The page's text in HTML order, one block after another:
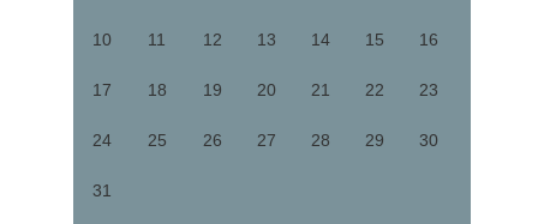
10 11 12 13 14 15 16
17 18 19 20 21 22 23
24 25 26 27 28 29 30
31